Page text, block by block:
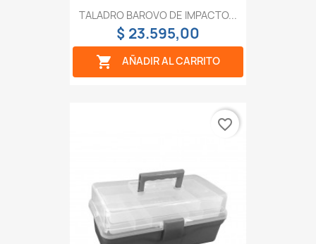
TALADRO BAROVO DE IMPACTO...
$ 23.595,00
 AÑADIR AL CARRITO
favorite_border